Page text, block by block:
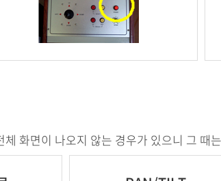
화면이 나오지 않는 경우가 있으니 그 때